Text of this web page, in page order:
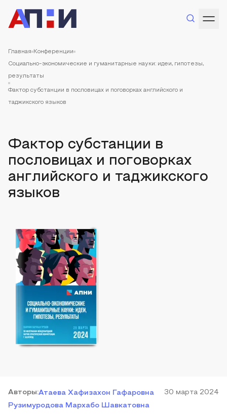
Главная Конференции
Социально-экономические и гуманитарные науки: идеи, гипотезы,
результаты
Фактор субстанции в пословицах и поговорках английского и
таджикского языков
Фактор субстанции в
пословицах и поговорках
английского и таджикского
языков
Авторы:Атаева Хафизахон Гафаровна
Рузимуродова Мархабо Шавкатовна
30 марта 2024